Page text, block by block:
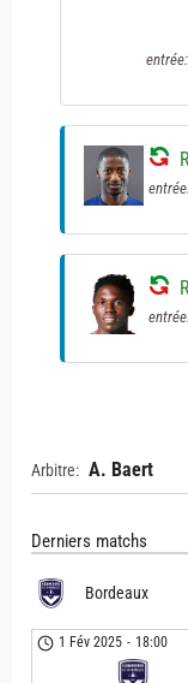
entrée:
Arbitre: A. Baert
Derniers matchs
Bordeaux
1 Fév 2025 - 18:00